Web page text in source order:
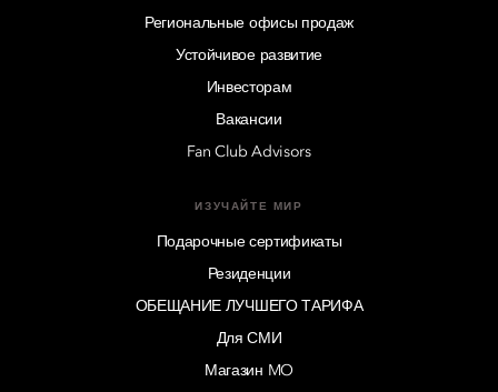
Региональные офисы продаж
Устойчивое развитие
Инвесторам
Вакансии
Fan Club Advisors
ИЗУЧАЙТЕ МИР
Подарочные сертификаты
Резиденции
ОБЕЩАНИЕ ЛУЧШЕГО ТАРИФА
Для СМИ
Магазин MO